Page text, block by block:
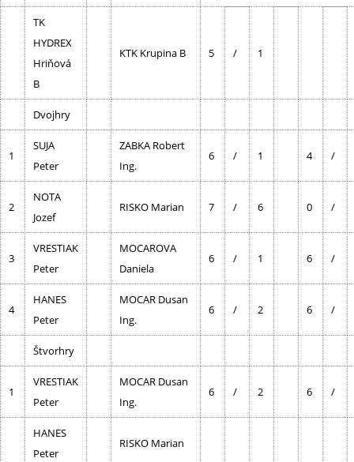
TK
HYDREX
Hriňová
B
KTK Krupina B 5 / 1
Dvojhry
1
SUJA
Peter
ZABKA Robert
Ing.
6 / 1 4 /
2
NOTA
Jozef
RISKO Marian 7 / 6 0 /
3
VRESTIAK
Peter
MOCAROVA
Daniela
6 / 1 6 /
4
HANES
Peter
MOCAR Dusan
Ing.
6 / 2 6 /
Štvorhry
1
VRESTIAK
Peter
MOCAR Dusan
Ing.
6 / 2 6 /
HANES
Peter
RISKO Marian